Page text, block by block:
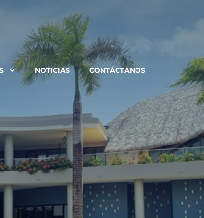
NOTICIAS CONTÁCTANOS